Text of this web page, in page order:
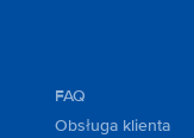
FAQ
Obsługa klienta